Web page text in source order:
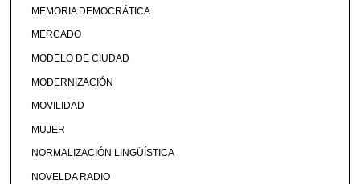
MEMORIA DEMOCRÁTICA
MERCADO
MODELO DE CIUDAD
MODERNIZACIÓN
MOVILIDAD
MUJER
NORMALIZACIÓN LINGÜÍSTICA
NOVELDA RADIO